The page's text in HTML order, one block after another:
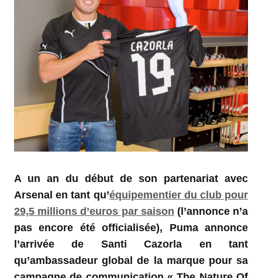
A un an du début de son partenariat avec
Arsenal en tant qu’équipementier du club pour
29,5 millions d’euros par saison (l’annonce n’a
pas encore été officialisée), Puma annonce
l’arrivée de Santi Cazorla en tant
qu’ambassadeur global de la marque pour sa